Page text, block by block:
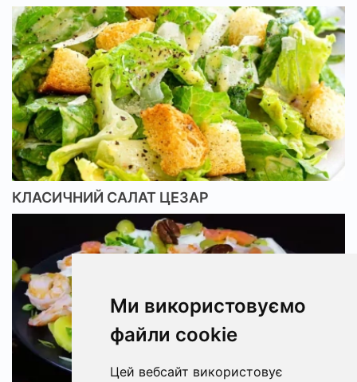
Ми використовуємо
файли cookie
Цей вебсайт використовує
КЛАСИЧНИЙ САЛАТ ЦЕЗАР